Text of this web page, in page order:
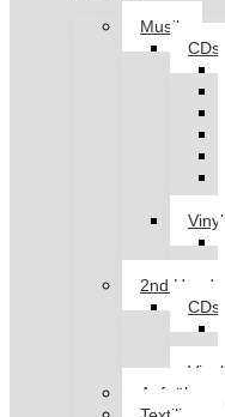
Musik
CDs
Vinyl
2nd Hand
CDs
Vinyl
Aufnäher